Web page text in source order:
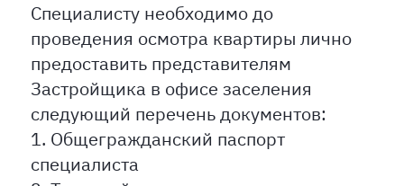
Специалисту необходимо до
проведения осмотра квартиры лично
предоставить представителям
Застройщика в офисе заселения
следующий перечень документов:
1. Общегражданский паспорт
специалиста